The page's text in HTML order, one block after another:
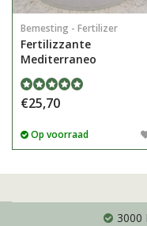
Bemesting - Fertilizer
Fertilizzante
Mediterraneo
€25,70
Op voorraad
3000